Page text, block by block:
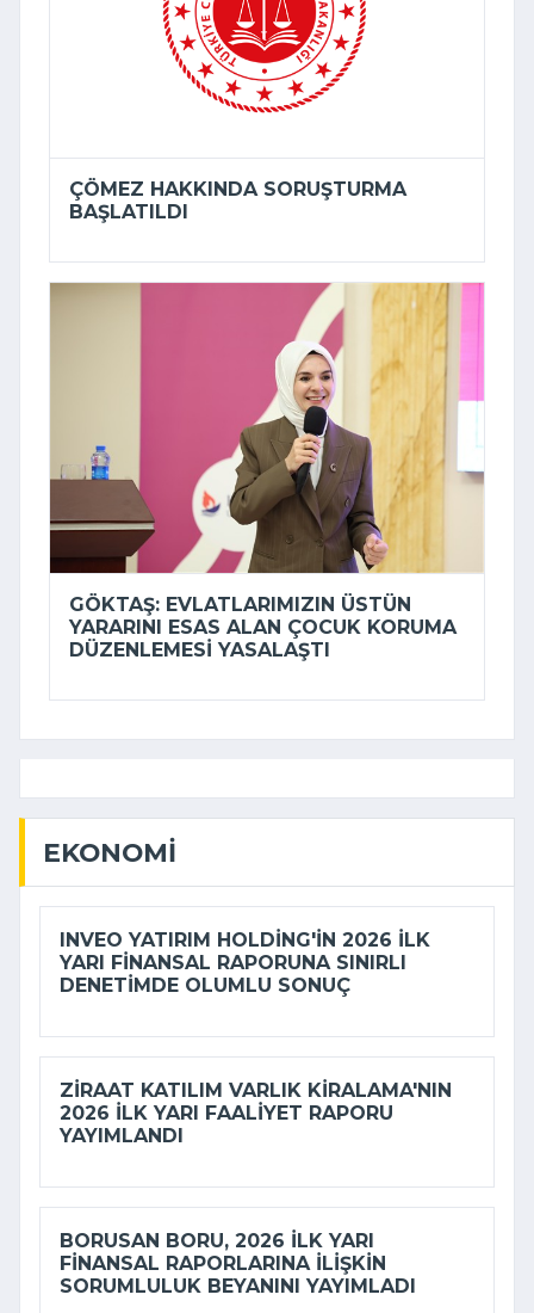
ÇÖMEZ HAKKINDA SORUŞTURMA
BAŞLATILDI
GÖKTAŞ: EVLATLARIMIZIN ÜSTÜN
YARARINI ESAS ALAN ÇOCUK KORUMA
DÜZENLEMESI YASALAŞTI
EKONOMI
INVEO YATIRIM HOLDING'IN 2026 ILK
YARI FINANSAL RAPORUNA SINIRLI
DENETIMDE OLUMLU SONUÇ
ZIRAAT KATILIM VARLIK KIRALAMA'NIN
2026 ILK YARI FAALIYET RAPORU
YAYIMLANDI
BORUSAN BORU, 2026 ILK YARI
FINANSAL RAPORLARINA ILIŞKIN
SORUMLULUK BEYANINI YAYIMLADI